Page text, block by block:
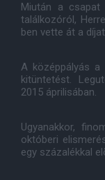
Miután a csapat
találkozóról,
ben vette át a
A középpályás a
kitüntetést.
2015 áprilisában.
Ugyanakkor,
októberi
egy százalékkal